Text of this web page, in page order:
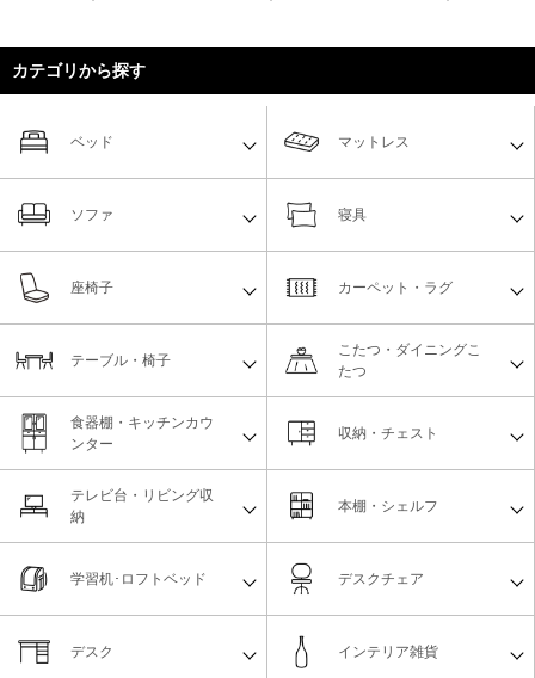
カテゴリから探す
ベッド マットレス
ソファ 寝具
座椅子 カーペット・ラグ
テーブル・椅子
こたつ・ダイニングこ
たつ
食器棚・キッチンカウ
ンター
収納・チェスト
テレビ台・リビング収
納
本棚・シェルフ
学習机･ロフトベッド デスクチェア
デスク インテリア雑貨